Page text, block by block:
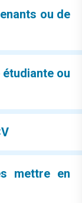
ou de
ou
mettre en